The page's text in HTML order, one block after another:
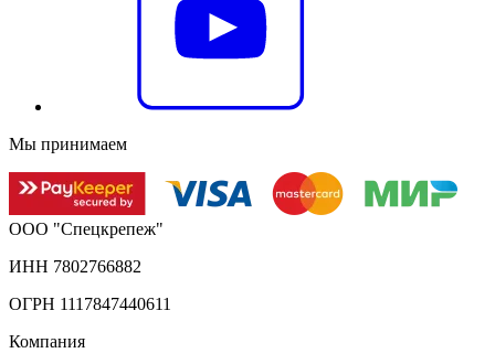
Мы принимаем
ООО "Спецкрепеж"
ИНН 7802766882
ОГРН 1117847440611
Компания